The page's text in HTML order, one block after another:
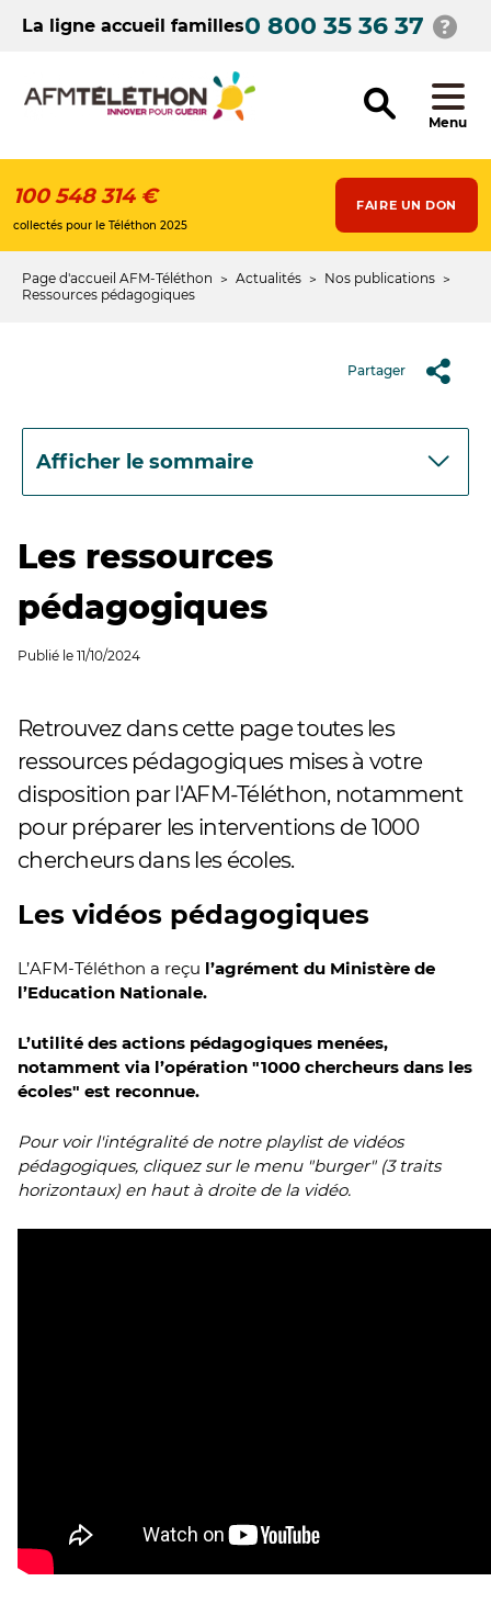
contenuLa ligne accueil familles0 800 35 36 37
Menu
100 548 314 €
collectés pour le Téléthon 2025
FAIRE UN DON
Fil
Page d'accueil AFM-Téléthon Actualités
Nos publications
Ressources pédagogiques
Partager
Afficher le sommaire
Les ressources
pédagogiques
Publié le 11/10/2024
Retrouvez dans cette page toutes les
ressources pédagogiques mises à votre
disposition par l'AFM-Téléthon, notamment
pour préparer les interventions de 1000
chercheurs dans les écoles.
Les vidéos pédagogiques
L’AFM-Téléthon a reçu l’agrément du Ministère de
l’Education Nationale.
L’utilité des actions pédagogiques menées,
notamment via l’opération "1000 chercheurs dans les
écoles" est reconnue.
Pour voir l'intégralité de notre playlist de vidéos
pédagogiques, cliquez sur le menu "burger" (3 traits
horizontaux) en haut à droite de la vidéo.